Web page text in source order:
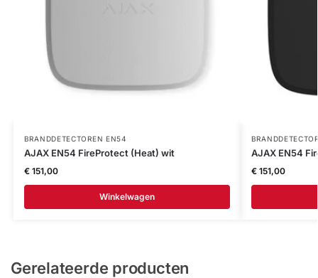
BRANDDETECTOREN EN54
AJAX EN54 FireProtect (Heat) wit
€151,00
Winkelwagen
AJAX EN54
€151,00
Gerelateerde producten